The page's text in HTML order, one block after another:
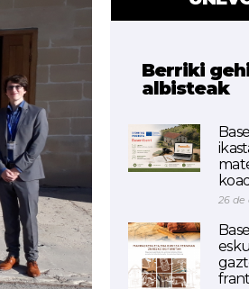
Berriki
albisteak
26 de